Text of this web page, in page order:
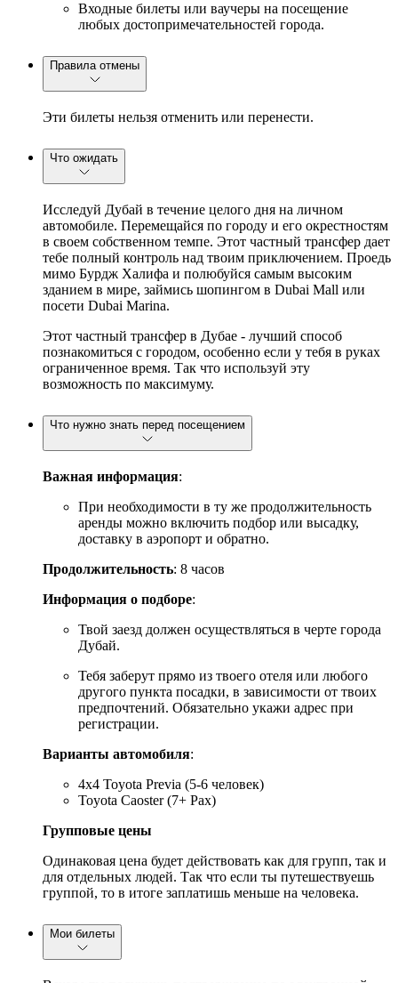
Входные билеты или ваучеры на посещение
любых достопримечательностей города.
Правила отмены
Эти билеты нельзя отменить или перенести.
Что ожидать
Исследуй Дубай в течение целого дня на личном
автомобиле. Перемещайся по городу и его окрестностям
в своем собственном темпе. Этот частный трансфер дает
тебе полный контроль над твоим приключением. Проедь
мимо Бурдж Халифа и полюбуйся самым высоким
зданием в мире, займись шопингом в Dubai Mall или
посети Dubai Marina.
Этот частный трансфер в Дубае - лучший способ
познакомиться с городом, особенно если у тебя в руках
ограниченное время. Так что используй эту
возможность по максимуму.
Что нужно знать перед посещением
Важная информация:
При необходимости в ту же продолжительность
аренды можно включить подбор или высадку,
доставку в аэропорт и обратно.
Продолжительность: 8 часов
Информация о подборе:
Твой заезд должен осуществляться в черте города
Дубай.
Тебя заберут прямо из твоего отеля или любого
другого пункта посадки, в зависимости от твоих
предпочтений. Обязательно укажи адрес при
регистрации.
Варианты автомобиля:
4x4 Toyota Previa (5-6 человек)
Toyota Caoster (7+ Pax)
Групповые цены
Одинаковая цена будет действовать как для групп, так и
для отдельных людей. Так что если ты путешествуешь
группой, то в итоге заплатишь меньше на человека.
Мои билеты